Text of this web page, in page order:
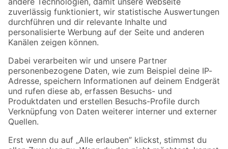
Zur Newsletter Anmeldung
Folge uns
Zahlungsarten Versandarten
Sicher einkaufen